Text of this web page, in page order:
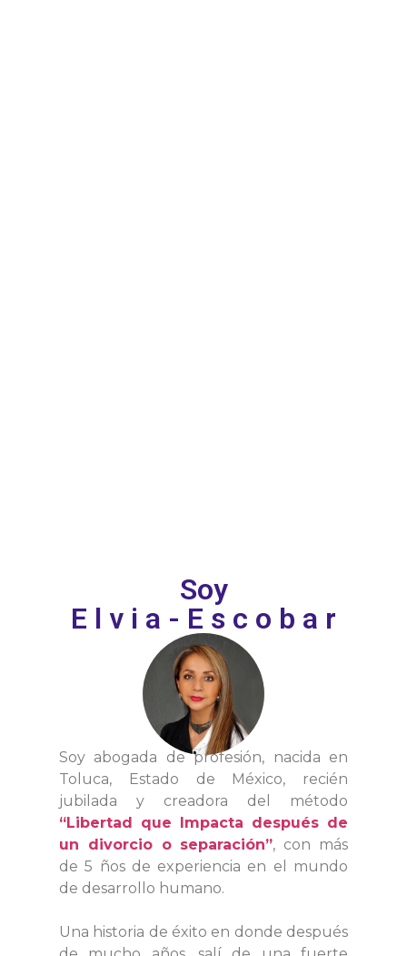
Soy
E l v i a - E s c o b a r
Soy abogada de profesión, nacida en
Toluca, Estado de México, recién
jubilada y creadora del método
“Libertad que Impacta después de
un divorcio o separación”, con más
de 5 ños de experiencia en el mundo
de desarrollo humano.
Una historia de éxito en donde después